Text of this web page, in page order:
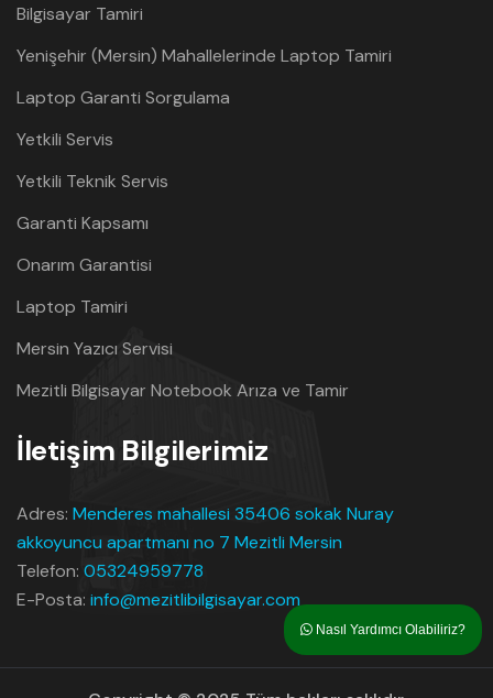
Bilgisayar Tamiri
Yenişehir (Mersin) Mahallelerinde Laptop Tamiri
Laptop Garanti Sorgulama
Yetkili Servis
Yetkili Teknik Servis
Garanti Kapsamı
Onarım Garantisi
Laptop Tamiri
Mersin Yazıcı Servisi
Mezitli Bilgisayar Notebook Arıza ve Tamir
İletişim Bilgilerimiz
Adres: Menderes mahallesi 35406 sokak Nuray
akkoyuncu apartmanı no 7 Mezitli Mersin
Telefon: 05324959778
E-Posta: info@mezitlibilgisayar.com
Nasıl Yardımcı Olabiliriz?